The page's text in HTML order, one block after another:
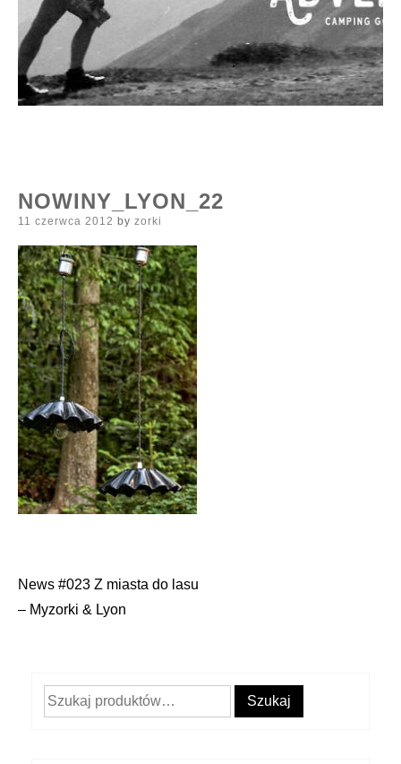
NOWINY_LYON_22
Posted
11 czerwca 2012 by zorki
Nawigacja
News #023 Z miasta do lasu
– Myzorki & Lyon
Szukaj: Szukaj